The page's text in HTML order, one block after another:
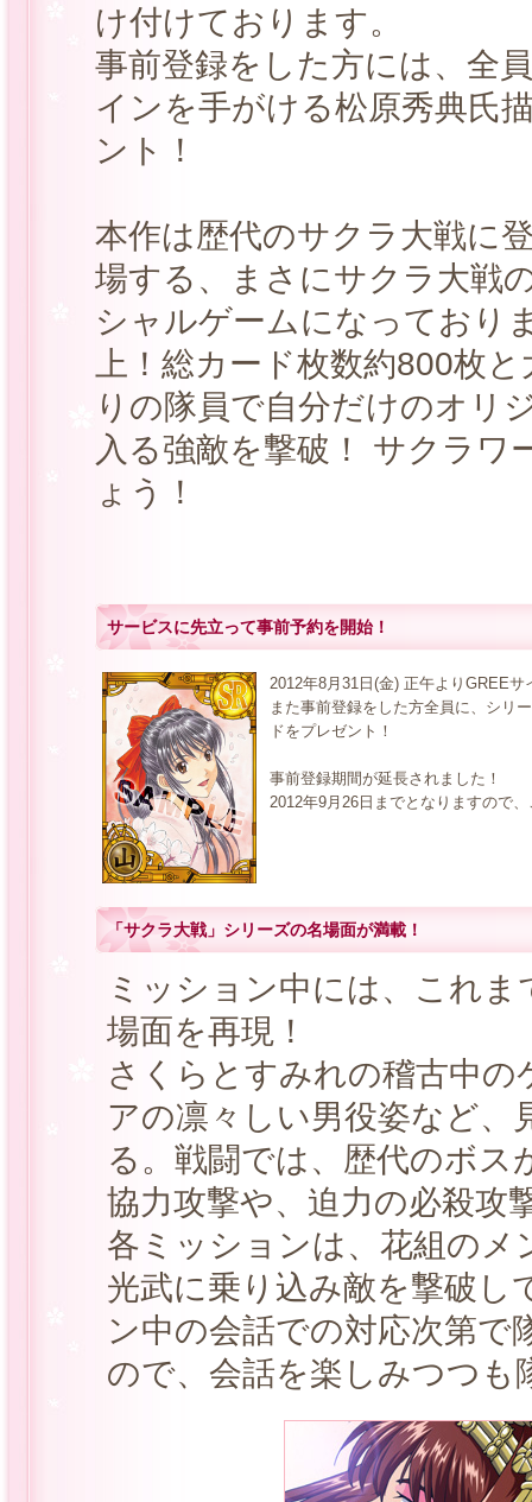
け付けております。
事前登録をした方には、全
インを手がける松原秀典氏
ント！
本作は歴代のサクラ大戦に
場する、まさにサクラ大戦
シャルゲームになっており
上！総カード枚数約800枚
りの隊員で自分だけのオリ
入る強敵を撃破！ サクラワ
ょう！
サービスに先立って事前予約を開始！
2012年8月31日(金) 正午よりGREE
また事前登録をした方全員に、シリ
ドをプレゼント！
事前登録期間が延長されました！
2012年9月26日までとなりますので
「サクラ大戦」シリーズの名場面が満載！
ミッション中には、これ
場面を再現！
さくらとすみれの稽古中
アの凛々しい男役姿など、
る。戦闘では、歴代のボス
協力攻撃や、迫力の必殺攻
各ミッションは、花組のメ
光武に乗り込み敵を撃破し
ン中の会話での対応次第で
ので、会話を楽しみつつも